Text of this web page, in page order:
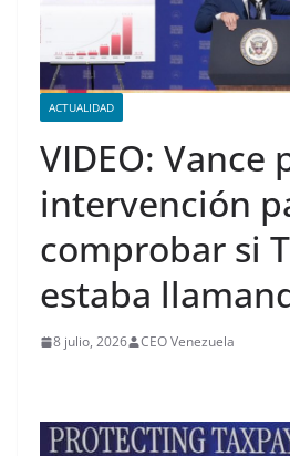
ACTUALIDAD
VIDEO: Vance
intervención
comprobar si
estaba
8 julio, 2026 CEO Venezuela